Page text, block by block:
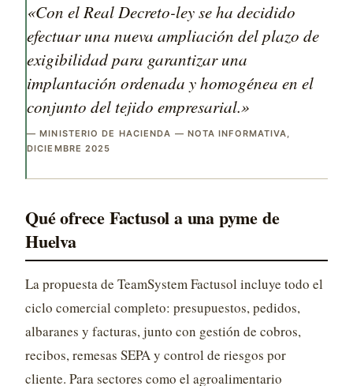
«Con el Real Decreto-ley se ha decidido
efectuar una nueva ampliación del plazo de
exigibilidad para garantizar una
implantación ordenada y homogénea en el
conjunto del tejido empresarial.»
— MINISTERIO DE HACIENDA — NOTA INFORMATIVA,
DICIEMBRE 2025
Qué ofrece Factusol a una pyme de
Huelva
La propuesta de TeamSystem Factusol incluye todo el
ciclo comercial completo: presupuestos, pedidos,
albaranes y facturas, junto con gestión de cobros,
recibos, remesas SEPA y control de riesgos por
cliente. Para sectores como el agroalimentario